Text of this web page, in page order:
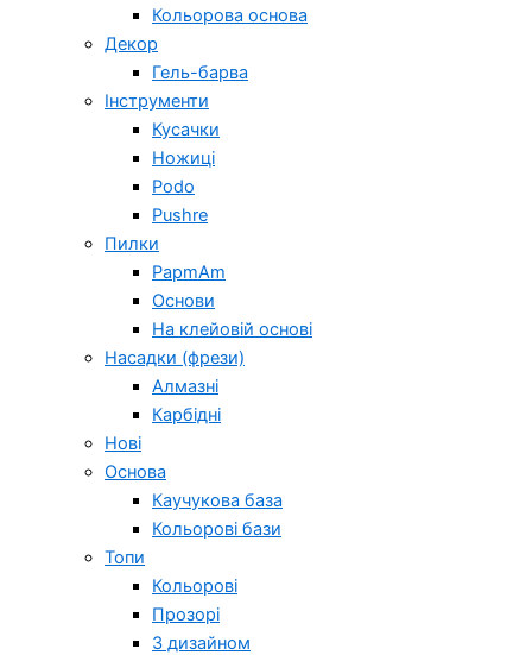
Кольорова основа
Декор
Гель-барва
Інструменти
Кусачки
Ножиці
Podo
Pushre
Пилки
PapmAm
Основи
На клейовій основі
Насадки (фрези)
Алмазні
Карбідні
Нові
Основа
Каучукова база
Кольорові бази
Топи
Кольорові
Прозорі
З дизайном